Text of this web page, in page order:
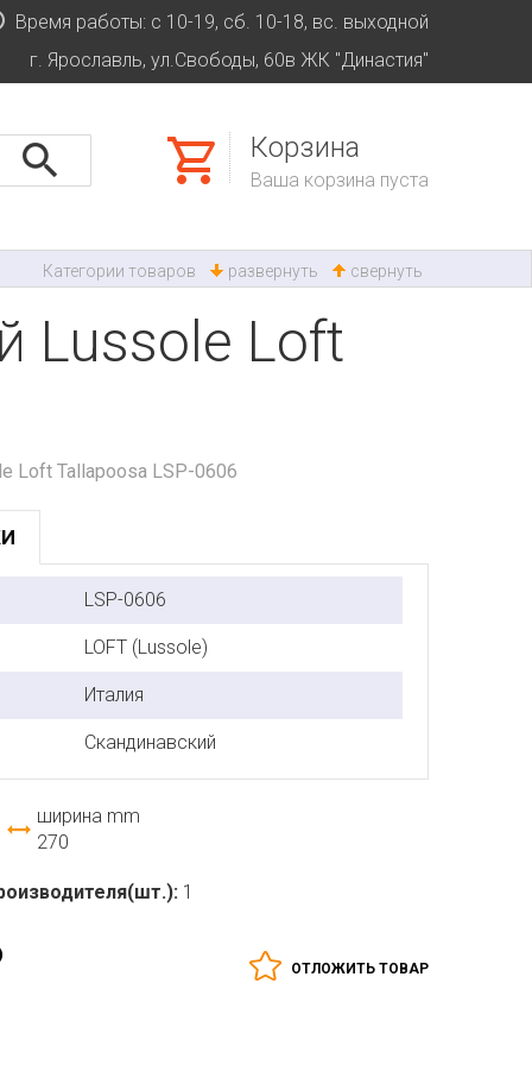
Время работы: с 10-19, сб. 10-18, вс. выходной
г. Ярославль, ул.Свободы, 60в ЖК "Династия"
Корзина
Ваша корзина пуста
Категории товаров развернуть свернуть
Lussole Loft
Loft Tallapoosa LSP-0606
LSP-0606
LOFT (Lussole)
Италия
Скандинавский
ширина mm
270
1
ОТЛОЖИТЬ ТОВАР